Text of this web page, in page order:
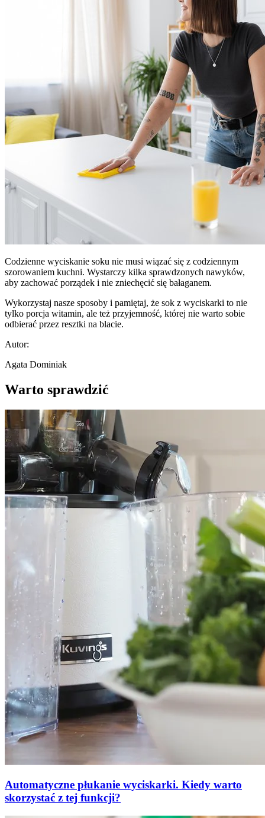
Codzienne wyciskanie soku nie musi wiązać się z codziennym
szorowaniem kuchni. Wystarczy kilka sprawdzonych nawyków,
aby zachować porządek i nie zniechęcić się bałaganem.
Wykorzystaj nasze sposoby i pamiętaj, że sok z wyciskarki to nie
tylko porcja witamin, ale też przyjemność, której nie warto sobie
odbierać przez resztki na blacie.
Autor:
Agata Dominiak
Warto sprawdzić
Automatyczne płukanie wyciskarki. Kiedy warto
skorzystać z tej funkcji?